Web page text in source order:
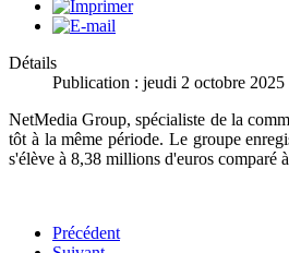
Détails
Publication : jeudi 2 octobre 2025
NetMedia Group, spécialiste de la
tôt à la même période. Le groupe
s'élève à 8,38 millions d'euros comparé
Précédent